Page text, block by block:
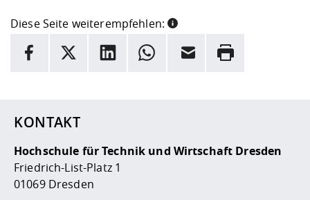
Diese Seite weiterempfehlen:
INFORMATION
Facebook
X LinkedInWhatsappE-Mail Drucken
KONTAKT
Hochschule für Technik und Wirtschaft Dresden
Friedrich-List-Platz 1
01069 Dresden